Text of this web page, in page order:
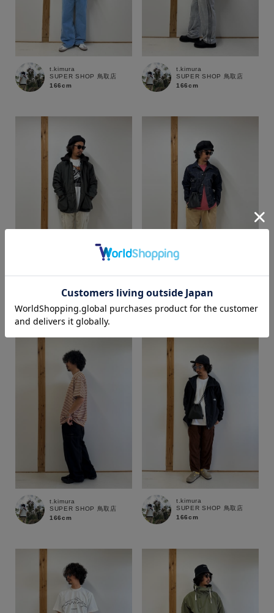
商品タイプ
通常商品 予約商品
セール価格 WEB限定
在庫あり 在庫なし含む
t.kimura
SUPER SHOP 鳥取店
166cm
t.kimura
SUPER SHOP 鳥取店
166cm
SUPER SHOP 鳥取店
SUPER SHOP 鳥取店
t.kimura
SUPER SHOP 鳥取店
166cm
t.kimura
SUPER SHOP 鳥取店
166cm